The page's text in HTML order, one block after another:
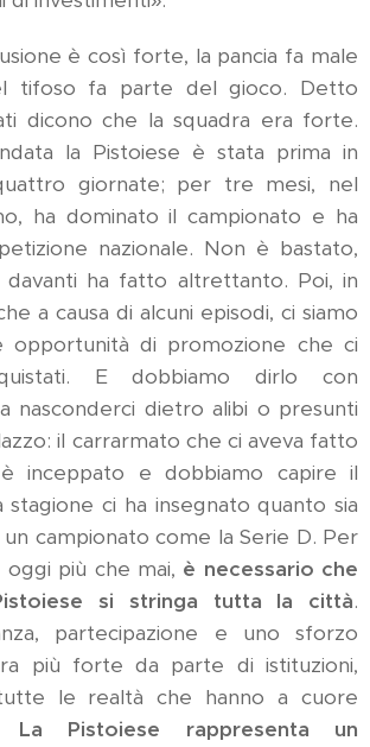
è così forte, la pancia fa male
tifoso fa parte del gioco. Detto
dicono che la squadra era forte.
la Pistoiese è stata prima in
giornate; per tre mesi, nel
ha dominato il campionato e ha
nazionale. Non è bastato,
ha fatto altrettanto. Poi, in
a causa di alcuni episodi, ci siamo
di promozione che ci
E dobbiamo dirlo con
nasconderci dietro alibi o presunti
il carrarmato che ci aveva fatto
inceppato e dobbiamo capire il
stagione ci ha insegnato quanto sia
campionato come la Serie D. Per
più che mai, è necessario che
si stringa tutta la città.
partecipazione e uno sforzo
più forte da parte di istituzioni,
le realtà che hanno a cuore
La Pistoiese rappresenta un